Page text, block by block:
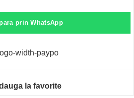
prin WhatsApp
la favorite